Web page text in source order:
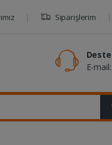
Siparişlerim
E-mail: